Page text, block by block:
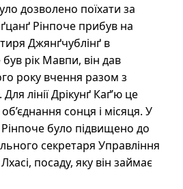
дозволено поїхати за
Рінпоче прибув на
Джянґчублінґ в
рік Мавпи, він дав
року вчення разом з
лінії Дрікунґ Каґ’ю це
сонця і місяця. У
було підвищено до
секретаря Управління
посаду, яку він займає